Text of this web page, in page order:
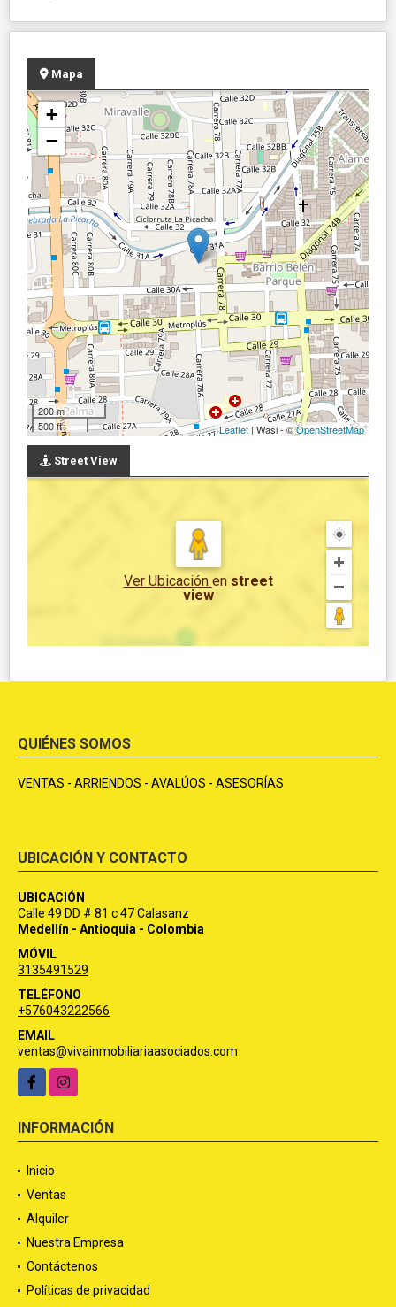
Mapa
+
−
200 m
500 ft
Leaflet | Wasi - ©OpenStreetMap
Street View
Ver Ubicación en street
view
QUIÉNES SOMOS
VENTAS - ARRIENDOS - AVALÚOS - ASESORÍAS
UBICACIÓN Y CONTACTO
UBICACIÓN
Calle 49 DD # 81 c 47 Calasanz
Medellín - Antioquia - Colombia
MÓVIL
3135491529
TELÉFONO
+576043222566
EMAIL
ventas@vivainmobiliariaasociados.com
FacebookInstagram
INFORMACIÓN
Inicio
Ventas
Alquiler
Nuestra Empresa
Contáctenos
Políticas de privacidad